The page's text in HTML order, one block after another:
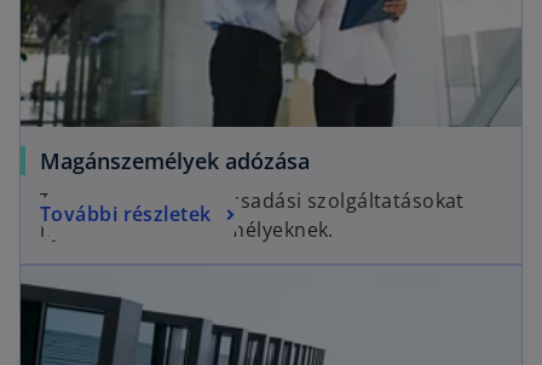
Magánszemélyek adózása
Teljes körű adótanácsadási szolgáltatásokat
nyújtunk magánszemélyeknek.
További részletek